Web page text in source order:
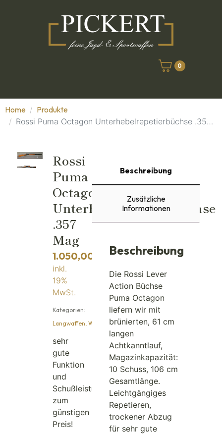
0
Home
Produkte
Rossi Puma Octagon Unterhebelrepetierbüchse .357 Mag
Rossi
Puma
Octagon
Unterhebelrepetierbüchse
.357
Mag
1.050,00
inkl.
19%
MwSt.
Kategorien:
Langwaffen, Waffen
sehr
gute
Funktion
und
Schußleistung
zum
günstigen
Preis!
Beschreibung
Zusätzliche
Informationen
Beschreibung
Die Rossi Lever
Action Büchse
Puma Octagon
liefern wir mit
brünierten, 61 cm
langen
Achtkanntlauf,
Magazinkapazität:
10 Schuss, 106 cm
Gesamtlänge.
Leichtgängiges
Repetieren,
trockener Abzug
für sehr gute